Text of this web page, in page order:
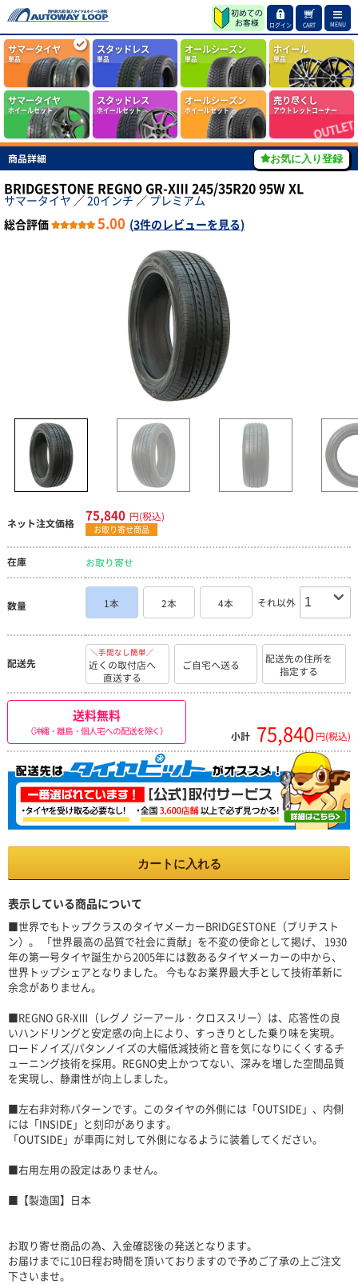
ログイン CART MENU
サマータイヤ
単品
スタッドレス
単品
オールシーズン
単品
ホイール
単品
サマータイヤ
ホイールセット
スタッドレス
ホイールセット
オールシーズン
ホイールセット
売り尽くし
アウトレットコーナー
商品詳細 お気に入り登録
BRIDGESTONE REGNO GR-XⅢ 245/35R20 95W XL
サマータイヤ ／20インチ ／ プレミアム
総合評価
5.00 (3件のレビューを見る)
ネット注文価格 75,840 円(税込)
お取り寄せ商品
在庫 お取り寄せ
数量 1本 2本 4本 それ以外
配送先
＼手間なし簡単／
近くの取付店へ
直送する
ご自宅へ送る
配送先の住所を
指定する
送料無料
（沖縄・離島・個人宅への配送を除く） 小計 75,840 円(税込)
カートに入れる
表示している商品について
■世界でもトップクラスのタイヤメーカーBRIDGESTONE（ブリヂスト
ン）。 「世界最高の品質で社会に貢献」を不変の使命として掲げ、 1930
年の第一号タイヤ誕生から2005年には数あるタイヤメーカーの中から、
世界トップシェアとなりました。 今もなお業界最大手として技術革新に
余念がありません。
■REGNO GR-XⅢ（レグノ ジーアール・クロススリー）は、応答性の良
いハンドリングと安定感の向上により、すっきりとした乗り味を実現。
ロードノイズ/パタンノイズの大幅低減技術と音を気になりにくくするチ
ューニング技術を採用。REGNO史上かつてない、深みを増した空間品質
を実現し、静粛性が向上しました。
■左右非対称パターンです。このタイヤの外側には「OUTSIDE」、内側
には「INSIDE」と刻印があります。
「OUTSIDE」が車両に対して外側になるように装着してください。
■右用左用の設定はありません。
■【製造国】日本
お取り寄せ商品の為、入金確認後の発送となります。
お届けまでに10日程お時間を頂いておりますので予めご了承の上ご注文
下さいませ。